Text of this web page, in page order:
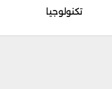
تكنولوجيا